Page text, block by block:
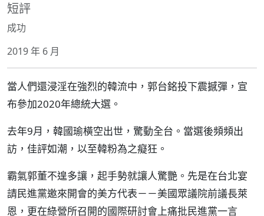
短評
成功
2019 年 6 月
當人們還浸淫在強烈的韓流中，郭台銘投下震撼彈，宣
布參加2020年總統大選。
去年9月，韓國瑜橫空出世，驚動全台。當選後頻頻出
訪，佳評如潮，以至韓粉為之癡狂。
霸氣郭董不遑多讓，起手勢就讓人驚艷。先是在台北宴
請民進黨邀來開會的美方代表－－美國眾議院前議長萊
恩，更在綠營所召開的國際研討會上痛批民進黨一言